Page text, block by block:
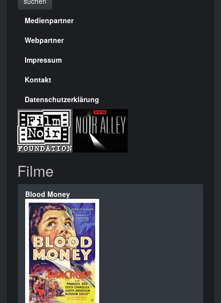
Menülinks
rechte
Seite
Medienpartner
Webpartner
Impressum
Kontakt
Datenschutzerklärung
Filme
Blood Money